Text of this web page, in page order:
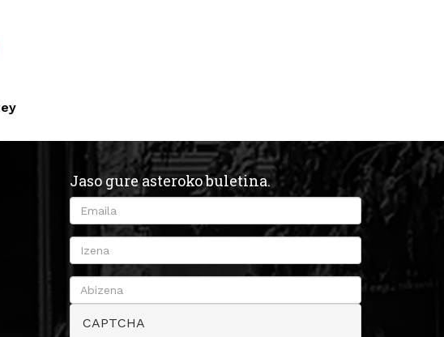
Jaso gure asteroko buletina.
CAPTCHA